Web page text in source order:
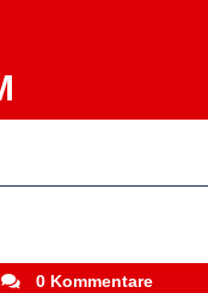
stefanocoletti
0 Kommentare